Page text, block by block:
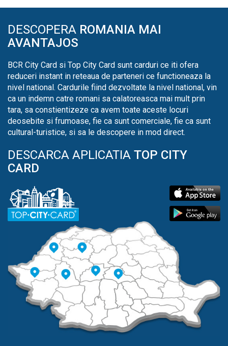
DESCOPERA ROMANIA MAI
AVANTAJOS
BCR City Card si Top City Card sunt carduri ce iti ofera
reduceri instant in reteaua de parteneri ce functioneaza la
nivel national. Cardurile fiind dezvoltate la nivel national, vin
ca un indemn catre romani sa calatoreasca mai mult prin
tara, sa constientizeze ca avem toate aceste locuri
deosebite si frumoase, fie ca sunt comerciale, fie ca sunt
cultural-turistice, si sa le descopere in mod direct.
DESCARCA APLICATIA TOP CITY
CARD